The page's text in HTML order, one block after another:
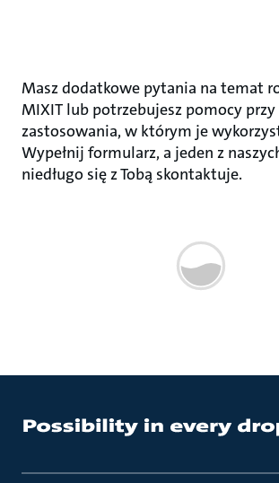
Masz dodatkowe pytania na temat
MIXIT lub potrzebujesz pomocy
zastosowania, w którym je
Wypełnij formularz, a jeden z
niedługo się z Tobą skontaktuje.